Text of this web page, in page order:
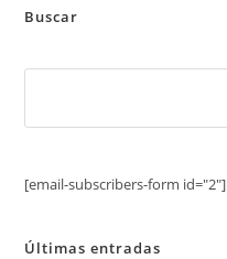
Buscar
[email-subscribers-form id="2"]
Últimas entradas